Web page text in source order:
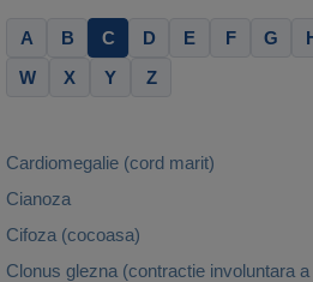
A B C D E F G
W
X Y Z
Cardiomegalie (cord marit)
Cianoza
Cifoza (cocoasa)
Clonus glezna (contractie involuntara a